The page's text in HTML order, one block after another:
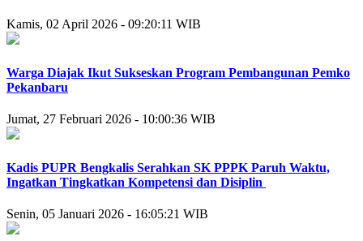
Kamis, 02 April 2026 - 09:20:11 WIB
Warga Diajak Ikut Sukseskan Program Pembangunan Pemko
Pekanbaru
Jumat, 27 Februari 2026 - 10:00:36 WIB
Kadis PUPR Bengkalis Serahkan SK PPPK Paruh Waktu,
Ingatkan Tingkatkan Kompetensi dan Disiplin
Senin, 05 Januari 2026 - 16:05:21 WIB